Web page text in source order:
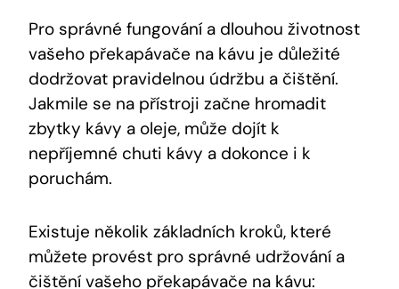
Pro správné fungování a dlouhou životnost
vašeho překapávače na kávu je důležité
dodržovat pravidelnou údržbu a čištění.
Jakmile se na přístroji začne hromadit
zbytky kávy a oleje, může dojít k
nepříjemné chuti kávy a dokonce i k
poruchám.
Existuje několik základních kroků, které
můžete provést pro správné udržování a
čištění vašeho překapávače na kávu: